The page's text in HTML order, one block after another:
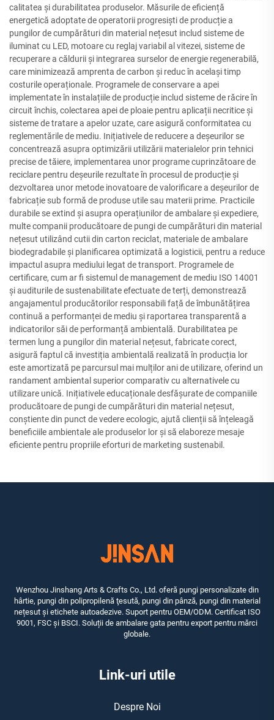
calitatea și durabilitatea produselor. Măsurile de eficiență
energetică adoptate de operatorii progresiști de producție a
pungilor de cumpărături din material nețesut includ sisteme de
iluminat cu LED, motoare cu reglaj variabil al vitezei, sisteme de
recuperare a căldurii și integrarea surselor de energie regenerabilă,
care minimizează amprenta de carbon și reduc în același timp
costurile operaționale. Programele de conservare a apei
implementate în instalațiile de producție includ sisteme de răcire în
circuit închis, colectarea apei de ploaie pentru aplicații necritice și
sisteme de tratare a apelor uzate, care asigură conformitatea cu
reglementările de mediu. Inițiativele de reducere a deșeurilor se
concentrează asupra optimizării utilizării materialelor prin tehnici
precise de tăiere, implementarea unor programe cuprinzătoare de
reciclare pentru deșeurile rezultate în procesul de producție și
dezvoltarea unor metode inovatoare de valorificare a deșeurilor de
fabricație sub formă de produse utile sau materii prime. Practicile
durabile se extind și asupra operațiunilor de ambalare și expediere,
multe companii producătoare de pungi de cumpărături din material
nețesut utilizând cutii din carton reciclat, materiale de ambalare
biodegradabile și planificarea optimizată a logisticii, pentru a reduce
impactul asupra mediului legat de transport. Programele de
certificare, cum ar fi sistemul de management de mediu ISO 14001
și auditurile de sustenabilitate efectuate de terți, demonstrează
angajamentul producătorilor responsabili față de îmbunătățirea
continuă a performanței de mediu și raportarea transparentă a
indicatorilor săi de performanță ambientală. Durabilitatea pe
termen lung a pungilor din material nețesut, fabricate corect,
asigură faptul că investiția ambientală realizată în producția lor
este amortizată pe parcursul mai mulților ani de utilizare, oferind un
randament ambiental superior comparativ cu alternativele cu
utilizare unică. Inițiativele educaționale desfășurate de companiile
producătoare de pungi de cumpărături din material nețesut,
conștiente din punct de vedere ecologic, ajută clienții să înțeleagă
beneficiile ambientale ale produselor lor și să elaboreze mesaje
eficiente pentru propriile eforturi de marketing sustenabil.
Wenzhou Jinshang Arts & Crafts Co., Ltd. oferă pungi personalizate din
hârtie, pungi din polipropilenă ţesută, pungi din pânză, pungi din material
nețesut și etichete autoadezive. Suport pentru OEM/ODM. Certificat ISO
9001, FSC și BSCI. Soluții de ambalare gata pentru export pentru mărci
globale.
Link-uri utile
Despre Noi